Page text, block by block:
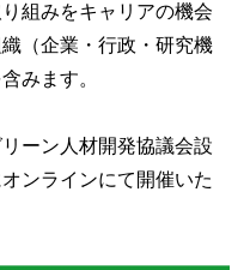
組みをキャリアの機会
（企業・行政・研究機
みます。
ーン人材開発協議会設
ンラインにて開催いた